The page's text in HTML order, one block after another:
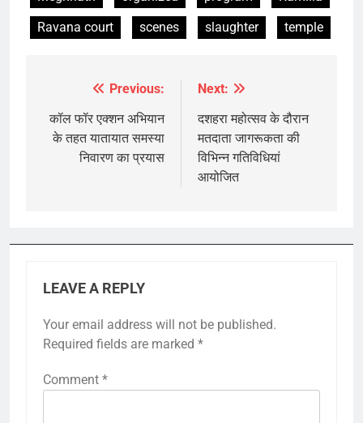
Ravana court
scenes slaughter temple
navigation
Previous:
कॉल फॉर एक्शन अभियान
के तहत यातायात समस्या
निवारण का प्रयास
Next:
दशहरा महोत्सव के दौरान
मतदाता जागरूकता की
विभिन्न गतिविधियां
आयोजित
LEAVE A REPLY
Your email address will not be published.
Required fields are marked *
Comment *